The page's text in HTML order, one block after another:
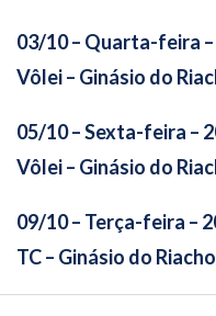
03/10 – Quarta-feira –
Vôlei – Ginásio do
05/10 – Sexta-feira –
Vôlei – Ginásio do
09/10 – Terça-feira –
TC – Ginásio do